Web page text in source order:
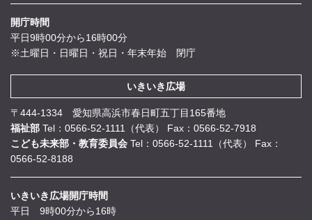
開庁時間
平日9時00分から16時00分
※土曜日・日曜日・祝日・年末年始 閉庁
いきいき広場
〒444-1334 愛知県高浜市春日町五丁目165番地
福祉部 Tel：0566-52-1111（代表）
Fax：0566-52-7918
こども未来部・教育委員会 Tel：0566-52-1111（代表）
Fax：
0566-52-8188
いきいき広場開庁時間
平日 9時00分から16時